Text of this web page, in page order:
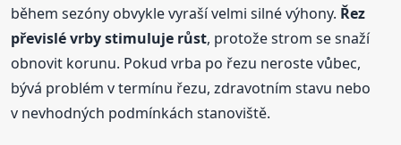
během sezóny obvykle vyraší velmi silné výhony. Řez
převislé vrby stimuluje růst, protože strom se snaží
obnovit korunu. Pokud vrba po řezu neroste vůbec,
bývá problém v termínu řezu, zdravotním stavu nebo
v nevhodných podmínkách stanoviště.